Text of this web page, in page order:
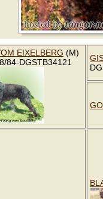
EIXELBERG (M)
84-DGSTB34121